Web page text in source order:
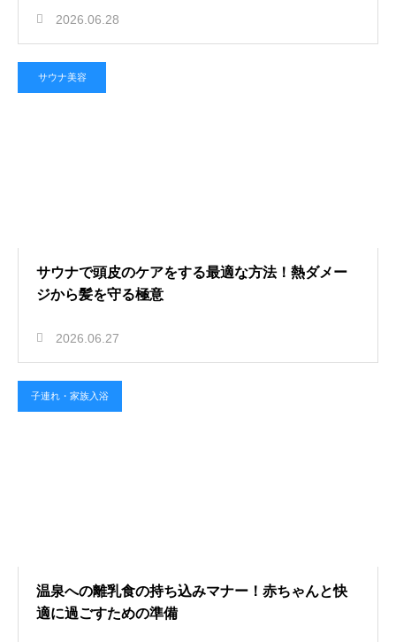
2026.06.28
サウナ美容
サウナで頭皮のケアをする最適な方法！熱ダメー
ジから髪を守る極意
2026.06.27
子連れ・家族入浴
温泉への離乳食の持ち込みマナー！赤ちゃんと快
適に過ごすための準備